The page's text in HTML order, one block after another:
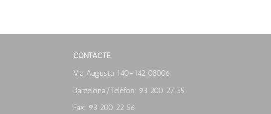
CONTACTE
Via Augusta 140-142 08006
Barcelona/Telèfon: 93 200 27 55
Fax: 93 200 22 56